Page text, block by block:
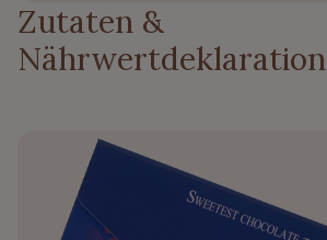
Zutaten &
Nährwertdeklaration